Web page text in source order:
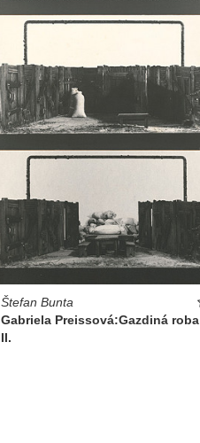
Štefan Bunta
Gabriela Preissová:Gazdiná roba
II.